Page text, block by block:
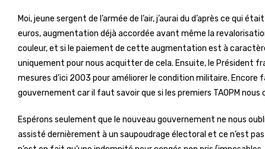
Moi, jeune sergent de l’armée de l’air, j’aurai du d’après ce qui
euros, augmentation déjà accordée avant même la
couleur, et si le paiement de cette augmentation est à
uniquement pour nous acquitter de cela. Ensuite, le Président
mesures d’ici 2003 pour améliorer le condition militaire. Encore
gouvernement car il faut savoir que si les premiers TAOPM
Espérons seulement que le nouveau gouvernement ne nous
assisté dernièrement à un saupoudrage électoral et ce n’est